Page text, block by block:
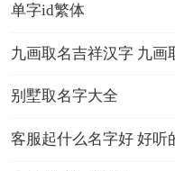
单字id繁体
九画取名吉祥汉字 九画
别墅取名字大全
客服起什么名字好 好听